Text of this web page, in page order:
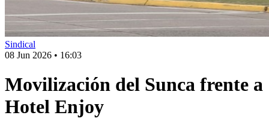
Sindical
08 Jun 2026 • 16:03
Movilización del Sunca frente a
Hotel Enjoy